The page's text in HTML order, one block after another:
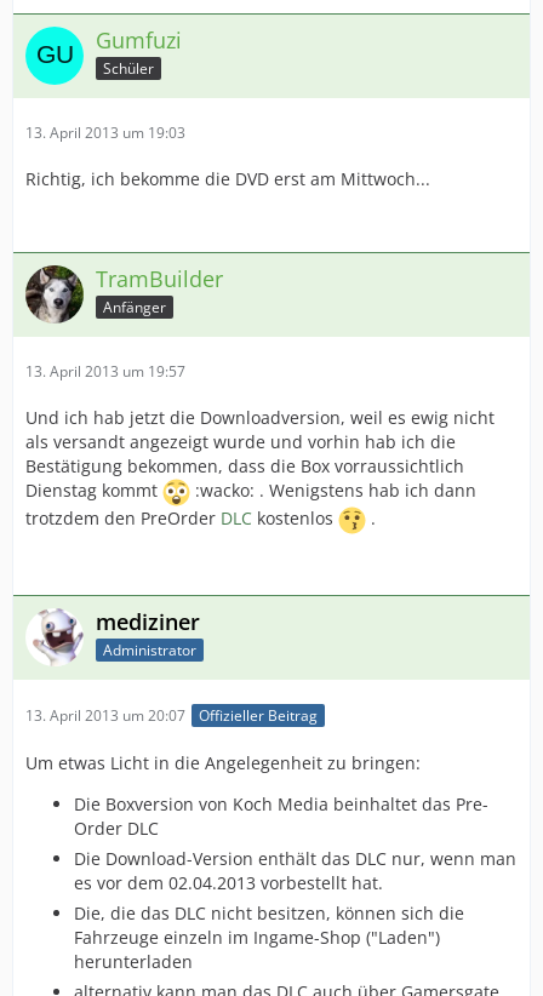
Gumfuzi
Schüler
13. April 2013 um 19:03
Richtig, ich bekomme die DVD erst am Mittwoch...
TramBuilder
Anfänger
13. April 2013 um 19:57
Und ich hab jetzt die Downloadversion, weil es ewig nicht
als versandt angezeigt wurde und vorhin hab ich die
Bestätigung bekommen, dass die Box vorraussichtlich
Dienstag kommt
:wacko: . Wenigstens hab ich dann
trotzdem den PreOrder DLC kostenlos .
mediziner
Administrator
13. April 2013 um 20:07 Offizieller Beitrag
Um etwas Licht in die Angelegenheit zu bringen:
Die Boxversion von Koch Media beinhaltet das Pre-
Order DLC
Die Download-Version enthält das DLC nur, wenn man
es vor dem 02.04.2013 vorbestellt hat.
Die, die das DLC nicht besitzen, können sich die
Fahrzeuge einzeln im Ingame-Shop ("Laden")
herunterladen